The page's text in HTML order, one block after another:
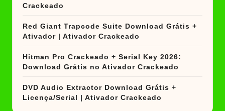
Crackeado
Red Giant Trapcode Suite Download Grátis +
Ativador | Ativador Crackeado
Hitman Pro Crackeado + Serial Key 2026:
Download Grátis no Ativador Crackeado
DVD Audio Extractor Download Grátis +
Licença/Serial | Ativador Crackeado